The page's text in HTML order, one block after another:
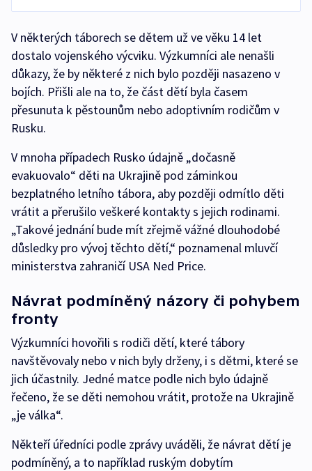
V některých táborech se dětem už ve věku 14 let
dostalo vojenského výcviku. Výzkumníci ale nenašli
důkazy, že by některé z nich bylo později nasazeno v
bojích. Přišli ale na to, že část dětí byla časem
přesunuta k pěstounům nebo adoptivním rodičům v
Rusku.
V mnoha případech Rusko údajně „dočasně
evakuovalo“ děti na Ukrajině pod záminkou
bezplatného letního tábora, aby později odmítlo děti
vrátit a přerušilo veškeré kontakty s jejich rodinami.
„Takové jednání bude mít zřejmě vážné dlouhodobé
důsledky pro vývoj těchto dětí,“ poznamenal mluvčí
ministerstva zahraničí USA Ned Price.
Návrat podmíněný názory či pohybem
fronty
Výzkumníci hovořili s rodiči dětí, které tábory
navštěvovaly nebo v nich byly drženy, i s dětmi, které se
jich účastnily. Jedné matce podle nich bylo údajně
řečeno, že se děti nemohou vrátit, protože na Ukrajině
„je válka“.
Někteří úředníci podle zprávy uváděli, že návrat dětí je
podmíněný, a to například ruským dobytím